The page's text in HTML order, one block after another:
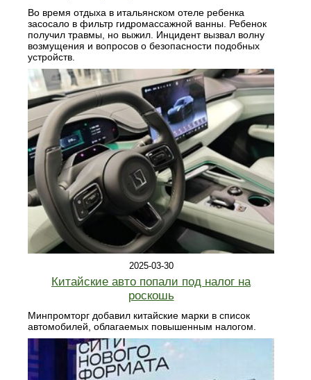
Во время отдыха в итальянском отеле ребенка
засосало в фильтр гидромассажной ванны. Ребенок
получил травмы, но выжил. Инцидент вызвал волну
возмущения и вопросов о безопасности подобных
устройств.
2025-03-30
Китайские авто попали под налог на
роскошь
Минпромторг добавил китайские марки в список
автомобилей, облагаемых повышенным налогом.